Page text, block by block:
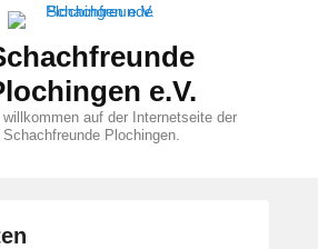
e.V.
willkommen auf der Internetseite der
Schachfreunde Plochingen.